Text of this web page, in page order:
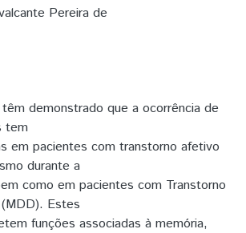
Pereira de
demonstrado que a ocorrência de
tem
em pacientes com transtorno afetivo
durante a
como em pacientes com Transtorno
Estes
funções associadas à memória,